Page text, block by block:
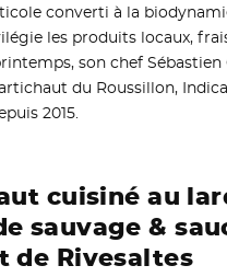
converti à la
les produits locaux,
son chef
du Roussillon,
2015.
cuisiné au
sauvage &
de Rivesaltes